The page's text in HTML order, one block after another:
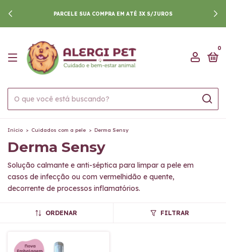
PARCELE SUA COMPRA EM ATÉ 3X S/JUROS
0
Início > Cuidados com a pele > Derma Sensy
Derma Sensy
Solução calmante e anti-séptica para limpar a pele em
casos de infecção ou com vermelhidão e quente,
decorrente de processos inflamatórios.
ORDENAR FILTRAR